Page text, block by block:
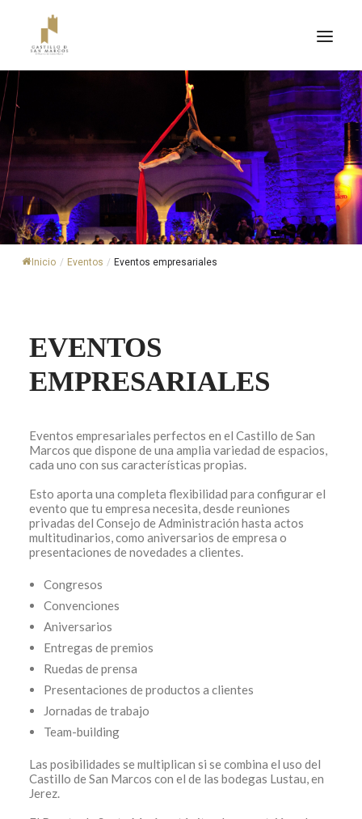
Contacto
Canal ético
Copyright: Grupo Caballero 2020
Inicio / Eventos / Eventos empresariales
EVENTOS
EMPRESARIALES
Eventos empresariales perfectos en el Castillo de San
Marcos que dispone de una amplia variedad de espacios,
cada uno con sus características propias.
Esto aporta una completa flexibilidad para configurar el
evento que tu empresa necesita, desde reuniones
privadas del Consejo de Administración hasta actos
multitudinarios, como aniversarios de empresa o
presentaciones de novedades a clientes.
Congresos
Convenciones
Aniversarios
Entregas de premios
Ruedas de prensa
Presentaciones de productos a clientes
Jornadas de trabajo
Team-building
Las posibilidades se multiplican si se combina el uso del
Castillo de San Marcos con el de las bodegas Lustau, en
Jerez.